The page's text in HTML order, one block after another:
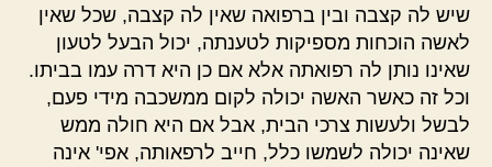
שיש לה קצבה ובין ברפואה שאין לה קצבה, שכל שאין
לאשה הוכחות מספיקות לטענתה, יכול הבעל לטעון
שאינו נותן לה רפואתה אלא אם כן היא דרה עמו בביתו.
וכל זה כאשר האשה יכולה לקום ממשכבה מידי פעם,
לבשל ולעשות צרכי הבית, אבל אם היא חולה ממש
שאינה יכולה לשמשו כלל, חייב לרפאותה, אפי' אינה